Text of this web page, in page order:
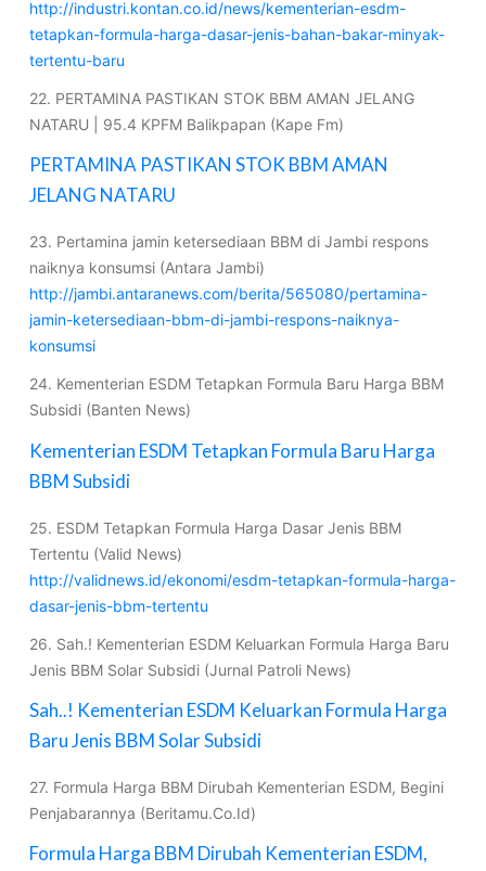
http://industri.kontan.co.id/news/kementerian-esdm-
tetapkan-formula-harga-dasar-jenis-bahan-bakar-minyak-
tertentu-baru
22. PERTAMINA PASTIKAN STOK BBM AMAN JELANG
NATARU | 95.4 KPFM Balikpapan (Kape Fm)
PERTAMINA PASTIKAN STOK BBM AMAN
JELANG NATARU
23. Pertamina jamin ketersediaan BBM di Jambi respons
naiknya konsumsi (Antara Jambi)
http://jambi.antaranews.com/berita/565080/pertamina-
jamin-ketersediaan-bbm-di-jambi-respons-naiknya-
konsumsi
24. Kementerian ESDM Tetapkan Formula Baru Harga BBM
Subsidi (Banten News)
Kementerian ESDM Tetapkan Formula Baru Harga
BBM Subsidi
25. ESDM Tetapkan Formula Harga Dasar Jenis BBM
Tertentu (Valid News)
http://validnews.id/ekonomi/esdm-tetapkan-formula-harga-
dasar-jenis-bbm-tertentu
26. Sah.! Kementerian ESDM Keluarkan Formula Harga Baru
Jenis BBM Solar Subsidi (Jurnal Patroli News)
Sah..! Kementerian ESDM Keluarkan Formula Harga
Baru Jenis BBM Solar Subsidi
27. Formula Harga BBM Dirubah Kementerian ESDM, Begini
Penjabarannya (Beritamu.Co.Id)
Formula Harga BBM Dirubah Kementerian ESDM,